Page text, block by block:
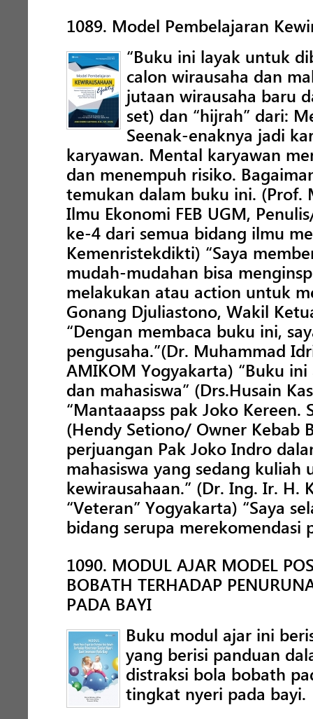
1089. Model Pembelajaran
“Buku ini layak untuk
calon wirausaha dan
jutaan wirausaha baru
set) dan “hijrah” dari:
Seenak-enaknya jadi
karyawan. Mental karyawan
dan menempuh risiko.
temukan dalam buku ini. (Prof.
Ilmu Ekonomi FEB UGM,
ke-4 dari semua bidang ilmu
Kemenristekdikti) “Saya
mudah-mudahan bisa
melakukan atau action untuk
Gonang Djuliastono, Wakil
“Dengan membaca buku ini,
pengusaha.”(Dr. Muhammad
AMIKOM Yogyakarta) “Buku
dan mahasiswa” (Drs.Husain
“Mantaaapss pak Joko Kereen.
(Hendy Setiono/ Owner Kebab
perjuangan Pak Joko Indro
mahasiswa yang sedang
kewirausahaan.” (Dr. Ing. Ir. H.
“Veteran” Yogyakarta) “Saya
bidang serupa merekomendasi
1090. MODUL AJAR MODEL
BOBATH TERHADAP
PADA BAYI
Buku modul ajar ini
yang berisi panduan
distraksi bola bobath
tingkat nyeri pada bayi.